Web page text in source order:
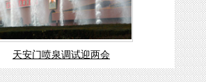
天安门喷泉调试迎两会